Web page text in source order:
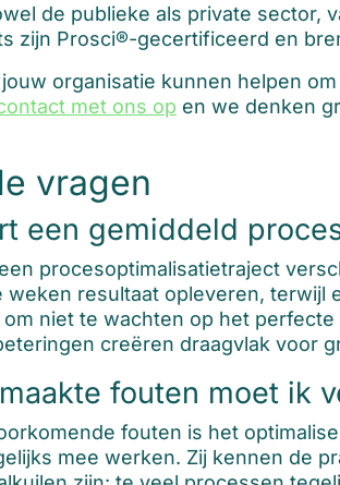
de publieke als private
zijn Prosci®-gecertificeerd en
organisatie kunnen helpen
met ons op en we denken
vragen
een gemiddeld
procesoptimalisatietraject
weken resultaat opleveren,
niet te wachten op het
creëren draagvlak voor
fouten moet ik
fouten is het
mee werken. Zij kennen de